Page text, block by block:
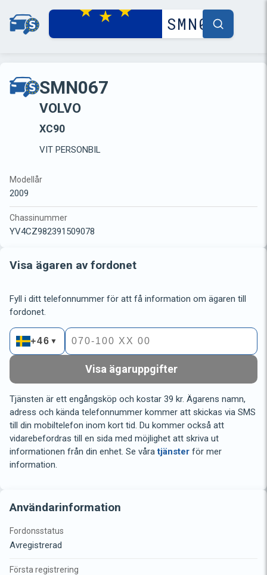
SMN067
VOLVO
XC90
VIT PERSONBIL
Modellår
2009
Chassinummer
YV4CZ982391509078
Visa ägaren av fordonet
Fyll i ditt telefonnummer för att få information om ägaren till
fordonet.
+46 ▼
Visa ägaruppgifter
Tjänsten är ett engångsköp och kostar 39 kr. Ägarens namn,
adress och kända telefonnummer kommer att skickas via SMS
till din mobiltelefon inom kort tid. Du kommer också att
vidarebefordras till en sida med möjlighet att skriva ut
informationen från din enhet. Se våratjänster för mer
information.
Användarinformation
Fordonsstatus
Avregistrerad
Första registrering